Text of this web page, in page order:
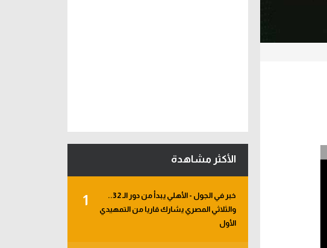
الأكثر مشاهدة
1
خبر في الجول - الأهلي يبدأ من دور الـ 32..
والثلاثي المصري يشارك قاريا من التمهيدي
الأول